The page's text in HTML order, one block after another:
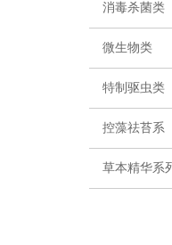
消毒杀菌类
微生物类
特制驱虫类
控藻祛苔系
草本精华系